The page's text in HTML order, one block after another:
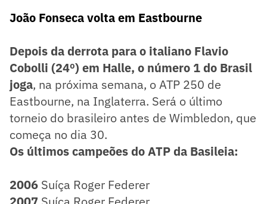
João Fonseca volta em Eastbourne
Depois da derrota para o italiano Flavio
Cobolli (24º) em Halle, o número 1 do Brasil
joga, na próxima semana, o ATP 250 de
Eastbourne, na Inglaterra. Será o último
torneio do brasileiro antes de Wimbledon, que
começa no dia 30.
Os últimos campeões do ATP da Basileia:
2006 Suíça Roger Federer